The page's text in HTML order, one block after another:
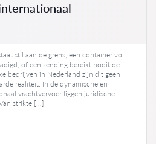
stil aan de grens, een container vol
of een zending bereikt nooit de
bedrijven in Nederland zijn dit geen
realiteit. In de dynamische en
vrachtvervoer liggen juridische
strikte […]